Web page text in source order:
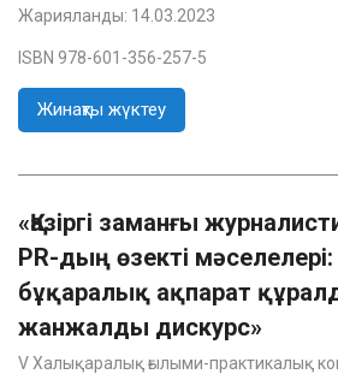
Жарияланды: 14.03.2023
ISBN 978-601-356-257-5
Жинақты жүктеу
«Қазіргі заманғы
PR-дың өзекті
бұқаралық ақпарат
жанжалды дискурс»
V Халықаралық ғылыми-практикалық